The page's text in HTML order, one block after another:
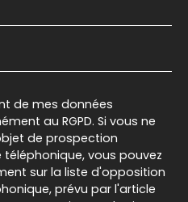
de mes données
au RGPD. Si vous ne
de prospection
vous pouvez
sur la liste d'opposition
prévu par l'article